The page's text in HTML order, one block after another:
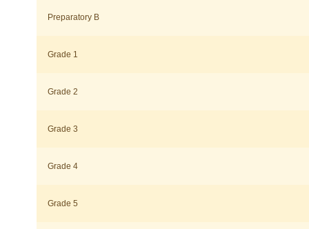
Preparatory B
Grade 1
Grade 2
Grade 3
Grade 4
Grade 5